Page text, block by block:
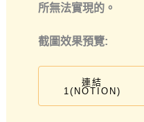
所無法實現的。
截圖效果預覽:
連結
1(NOTION)